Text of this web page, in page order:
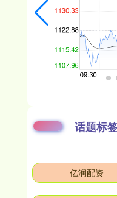
话题标
亿润配资